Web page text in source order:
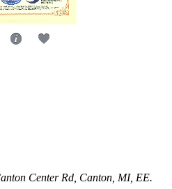
Center Rd, Canton, MI, EE.